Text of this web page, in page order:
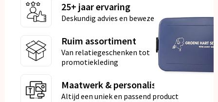
25+ jaar ervaring
Deskundig advies en bewezen kwaliteit
Ruim assortiment
Van relatiegeschenken tot
promotiekleding
Maatwerk & personalisatie
Altijd een uniek en passend product